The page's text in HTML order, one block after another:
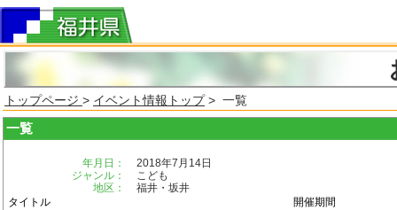
トップページ > イベント情報トップ> 一覧
一覧
年月日：
2018年7月14日
ジャンル：
こども
地区：
福井・坂井
タイトル
開催期間